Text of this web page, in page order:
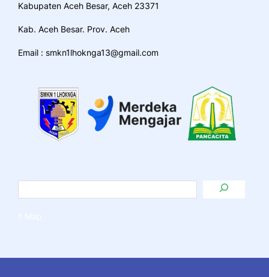
Kabupaten Aceh Besar, Aceh 23371
Kab. Aceh Besar. Prov. Aceh
Email : smkn1lhoknga13@gmail.com